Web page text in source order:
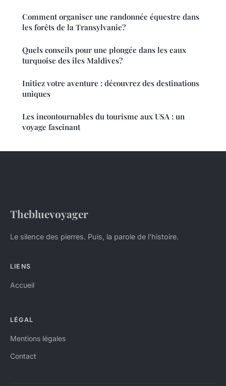
Comment organiser une randonnée équestre dans
les forêts de la Transylvanie?
Quels conseils pour une plongée dans les eaux
turquoise des îles Maldives?
Initiez votre aventure : découvrez des destinations
uniques
Les incontournables du tourisme aux USA : un
voyage fascinant
Thebluevoyager
Le silence des pierres. Puis, la parole de l'histoire.
LIENS
Accueil
LÉGAL
Mentions légales
Contact